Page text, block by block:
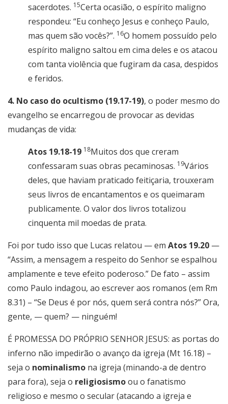
sacerdotes. 15Certa ocasião, o espírito maligno
respondeu: “Eu conheço Jesus e conheço Paulo,
mas quem são vocês?”. 16O homem possuído pelo
espírito maligno saltou em cima deles e os atacou
com tanta violência que fugiram da casa, despidos
e feridos.
4. No caso do ocultismo (19.17-19), o poder mesmo do
evangelho se encarregou de provocar as devidas
mudanças de vida:
Atos 19.18-19 18Muitos dos que creram
confessaram suas obras pecaminosas. 19Vários
deles, que haviam praticado feitiçaria, trouxeram
seus livros de encantamentos e os queimaram
publicamente. O valor dos livros totalizou
cinquenta mil moedas de prata.
Foi por tudo isso que Lucas relatou — em Atos 19.20 —
“Assim, a mensagem a respeito do Senhor se espalhou
amplamente e teve efeito poderoso.” De fato – assim
como Paulo indagou, ao escrever aos romanos (em Rm
8.31) – “Se Deus é por nós, quem será contra nós?” Ora,
gente, — quem? — ninguém!
É PROMESSA DO PRÓPRIO SENHOR JESUS: as portas do
inferno não impedirão o avanço da igreja (Mt 16.18) –
seja o nominalismo na igreja (minando-a de dentro
para fora), seja o religiosismoou o fanatismo
religioso e mesmo o secular (atacando a igreja e